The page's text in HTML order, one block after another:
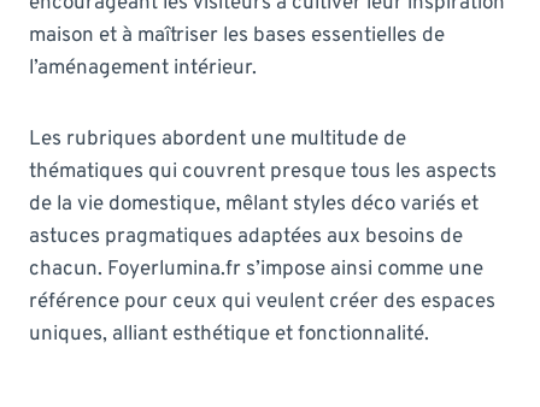
maison et à maîtriser les bases essentielles de
l’aménagement intérieur.
Les rubriques abordent une multitude de
thématiques qui couvrent presque tous les aspects
de la vie domestique, mêlant styles déco variés et
astuces pragmatiques adaptées aux besoins de
chacun. Foyerlumina.fr s’impose ainsi comme une
référence pour ceux qui veulent créer des espaces
uniques, alliant esthétique et fonctionnalité.